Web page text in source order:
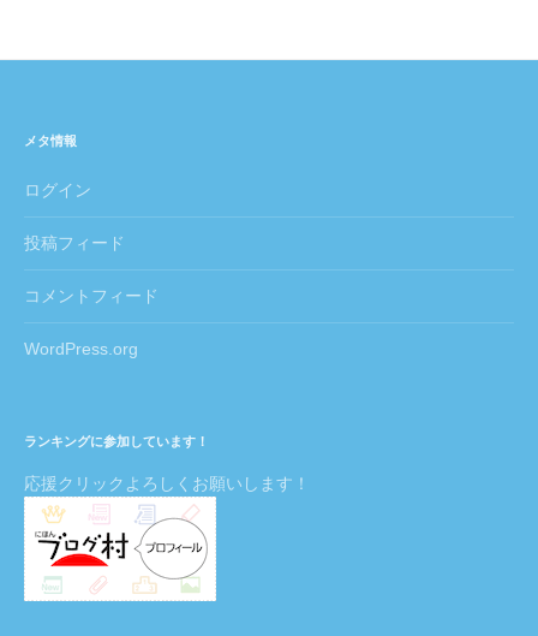
メタ情報
ログイン
投稿フィード
コメントフィード
WordPress.org
ランキングに参加しています！
応援クリックよろしくお願いします！